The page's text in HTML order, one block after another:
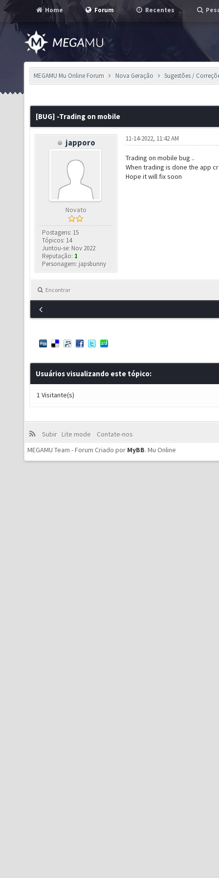
Home Forum Recentes
MEGAMU Mu Online Forum Nova Geração Sugestões /
[BUG] -Trading on mobile
japporo
Novato
Postagens: 15
Tópicos: 14
Juntou-se: Nov 2022
Reputação: 1
Personagem: japsbunny
11-14-2022, 11:42 AM
Trading on mobile bug ..
When trading is done the app
Hope it will fix soon
Encontrar
Usuários visualizando este tópico:
1 Visitante(s)
Subir Lite mode
Contate-nos
MEGAMU Team - Forum Criado por MyBB. Mu Online